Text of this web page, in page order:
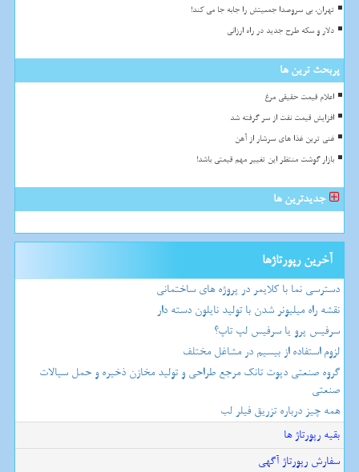
تهران، بی سروصدا جمعیتش را جابه جا می کند!
دلار و سکه طرح جدید در راه ارزانی
پربحث ترین ها
اعلام قیمت حقیقی مرغ
افزایش قیمت نفت از سر گرفته شد
غنی ترین غذا های سرشار از آهن
بازار گوشت منتظر این تغییر مهم قیمتی باشد!
جدیدترین ها
آخرین رپورتاژها
دسترسی نما با کلایمر در پروژه های ساختمانی
نقشه راه میلیونر شدن با تولید نایلون دسته دار
سرفیس پرو یا سرفیس لپ تاپ؟
لزوم استفاده از بیسیم در مشاغل مختلف
گروه صنعتی دپوت تانک مرجع طراحی و تولید مخازن ذخیره و حمل سیالات
صنعتی
همه چیز درباره تزریق فیلر لب
بقیه رپورتاژ ها
سفارش رپورتاژ آگهی